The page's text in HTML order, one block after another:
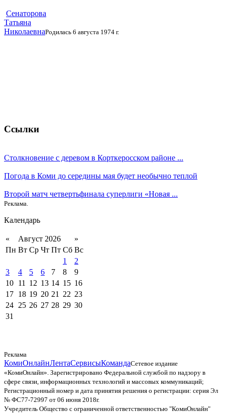
Сенаторова
Татьяна
НиколаевнаРодилась 6 августа 1974 г.
Ссылки
Столкновение с деревом в Корткеросском районе ...
Погода в Коми до середины мая будет необычно теплой
Второй матч четвертьфинала суперлиги «Новая ...
Реклама.
Календарь
« Август 2026
»
Пн Вт Ср Чт Пт Сб Вс
1
2
3
4 5 6 7 8
9
10 11 12 13 14 15 16
17 18 19 20 21 22 23
24 25 26 27 28 29 30
31
Реклама
КомиОнлайнЛентаСервисыКомандаСетевое издание
«КомиОнлайн». Зарегистрировано Федеральной службой по надзору в
сфере связи, информационных технологий и массовых коммуникаций;
Регистрационный номер и дата принятия решения о регистрации: серия Эл
№ ФС77-72997 от 06 июня 2018г.
Учредитель Общество с ограниченной ответственностью "КомиОнлайн"